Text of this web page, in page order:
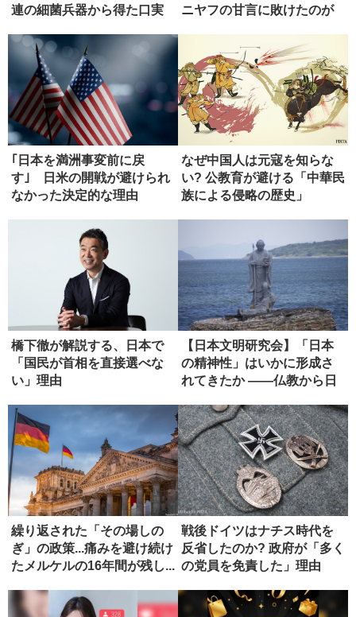
連の細菌兵器から得た口実
ニヤフの甘言に敗けたのが
｢日本を満洲事変前に戻
す｣ 日米の開戦が避けられ
なかった決定的な理由
なぜ中国人は元寇を知らな
い? 公教育が避ける「中華民
族による侵略の歴史」
橋下徹が解説する、日本で
「国民が首相を直接選べな
い」理由
【日本文明研究会】「日本
の精神性」はいかに形成さ
れてきたか ――仏教から日
繰り返された「その場しの
ぎ」の政策...痛みを避け続け
たメルケルの16年間が残し...
戦後ドイツはナチス時代を
反省したのか? 政府が「多く
の党員を免責した」理由